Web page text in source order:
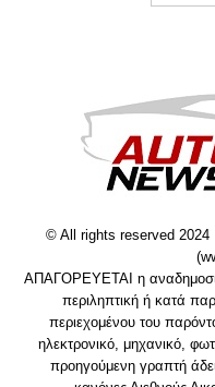
© All rights reserved 2024
ΑΠΑΓΟΡΕΥΕΤΑΙ η
περιληπτική ή κατά
περιεχομένου του
ηλεκτρονικό, μηχανικό,
προηγούμενη γραπτή